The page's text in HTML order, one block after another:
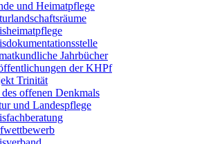
und Heimatpflege
Jahrbücher
der KHPf
Trinität
des offenen Denkmals
und Landespflege